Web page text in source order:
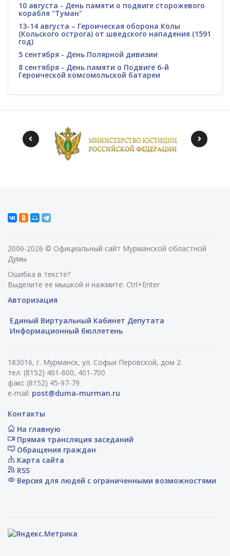
10 августа - День памяти о подвиге сторожевого
корабля "Туман"
13-14 августа – Героическая оборона Колы
(Кольского острога) от шведского нападения (1591
год)
5 сентября - День Полярной дивизии
8 сентября - День памяти о Подвиге 6-й
Героической комсомольской батареи
2006-2026 © Официальный сайт Мурманской областной
Думы
Ошибка в тексте?
Выделите ее мышкой и нажмите: Ctrl+Enter
Авторизация
Единый Виртуальный Кабинет Депутата
Информационный бюллетень
183016, г. Мурманск, ул. Софьи Перовской, дом 2
тел. (8152) 401-600, 401-700
факс (8152) 45-97-79
e-mail: post@duma-murman.ru
Контакты
На главную
Прямая трансляция заседаний
Обращения граждан
Карта сайта
RSS
Версия для людей с ограниченными возможностями